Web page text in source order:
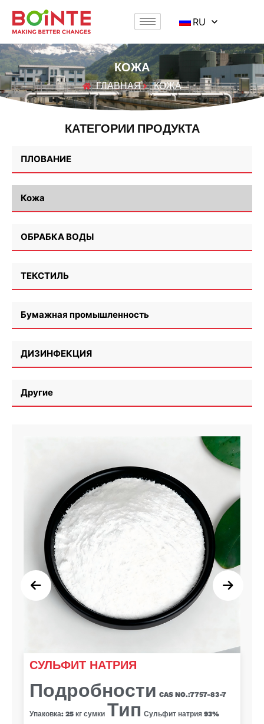
RU
КОЖА
ГЛАВНАЯ КОЖА
КАТЕГОРИИ ПРОДУКТА
ПЛОВАНИЕ
Кожа
ОБРАБКА ВОДЫ
ТЕКСТИЛЬ
Бумажная промышленность
ДИЗИНФЕКЦИЯ
Другие
СУЛЬФИТ НАТРИЯ
Подробности CAS NO.:7757-83-7
Упаковка: 25 кг сумки Тип Сульфит натрия 93%